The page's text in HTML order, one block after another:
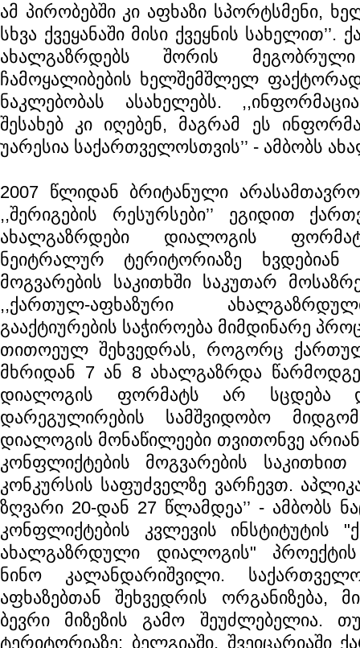
ამ პირობებში კი აფხაზი სპორტსმენი,
სხვა ქვეყანაში მისი ქვეყნის
ახალგაზრდებს შორის
ჩამოყალიბების ხელშემშლელ
ნაკლებობას ასახელებს.
შესახებ კი იღებენ, მაგრამ ეს
უარესია საქართველოსთვის’’ - ამბობს
2007 წლიდან ბრიტანული
,,შერიგების რესურსები’’ ეგიდით
ახალგაზრდები დიალოგის
ნეიტრალურ ტერიტორიაზე
მოგვარების საკითხში საკუთარ
,,ქართულ-აფხაზური
გააქტიურების საჭიროება მიმდინარე
თითოეულ შეხვედრას, როგორც
მხრიდან 7 ან 8 ახალგაზრდა
დიალოგის ფორმატს არ სცდება
დარეგულირების სამშვიდობო
დიალოგის მონაწილეები თვითონვე
კონფლიქტების მოგვარების
კონკურსის საფუძველზე ვარჩევთ.
ზღვარი 20-დან 27 წლამდეა’’ - ამბობს
კონფლიქტების კვლევის ინსტიტუტის
ახალგაზრდული დიალოგის"
ნინო კალანდარიშვილი.
აფხაზებთან შეხვედრის ორგანიზება,
ბევრი მიზეზის გამო შეუძლებელია.
ტერიტორიაზე: ბელგიაში, შვეიცარიაში